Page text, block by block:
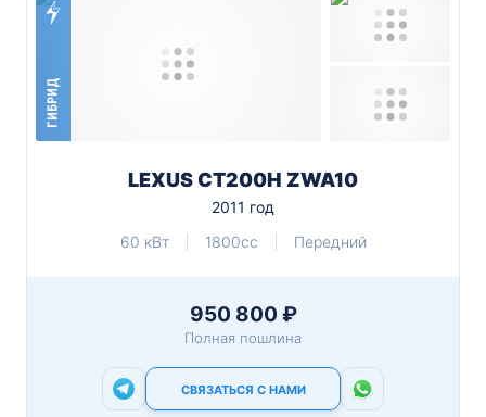
ГИБРИД
LEXUS CT200H ZWA10
2011 год
60 кВт
1800cc Передний
950 800 ₽
Полная пошлина
СВЯЗАТЬСЯ С НАМИ